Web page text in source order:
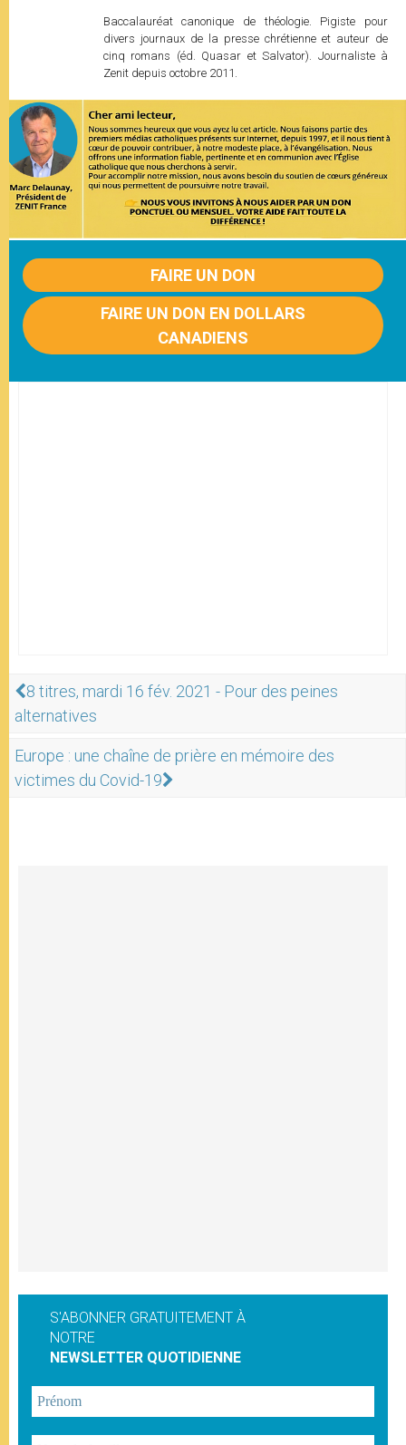
Baccalauréat canonique de théologie. Pigiste pour
divers journaux de la presse chrétienne et auteur de
cinq romans (éd. Quasar et Salvator). Journaliste à
Zenit depuis octobre 2011.
FAIRE UN DON
FAIRE UN DON EN DOLLARS
CANADIENS
8 titres, mardi 16 fév. 2021 - Pour des peines
alternatives
Europe : une chaîne de prière en mémoire des
victimes du Covid-19
S'ABONNER GRATUITEMENT À
NOTRE
NEWSLETTER QUOTIDIENNE